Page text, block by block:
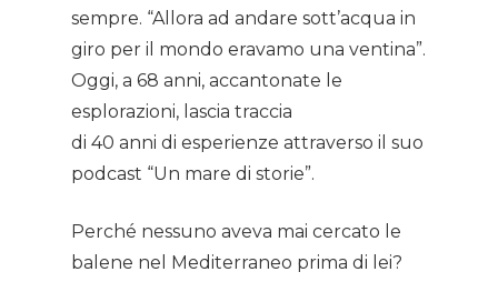
sempre. “Allora ad andare sott’acqua in
giro per il mondo eravamo una ventina”.
Oggi, a 68 anni, accantonate le
esplorazioni, lascia traccia
di 40 anni di esperienze attraverso il suo
podcast “Un mare di storie”.
Perché nessuno aveva mai cercato le
balene nel Mediterraneo prima di lei?